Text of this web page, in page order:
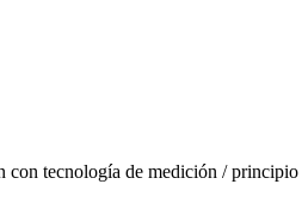
con tecnología de medición /